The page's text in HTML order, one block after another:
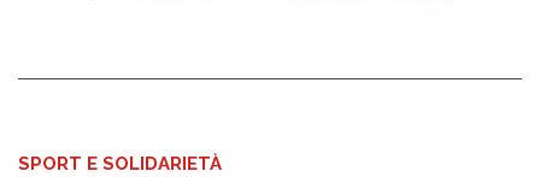
SPORT E SOLIDARIETÀ